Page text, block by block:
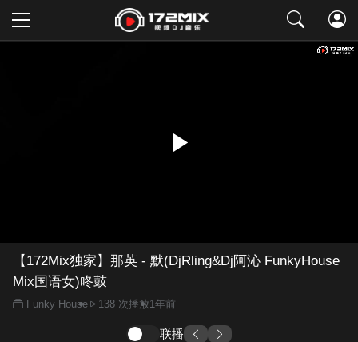
取消
【172Mix独家】那英 - 默(DjRling&Dj阿沁 FunkyHouse
Mix国语女)咚鼓
Funky House 138 次播放1年前
联播